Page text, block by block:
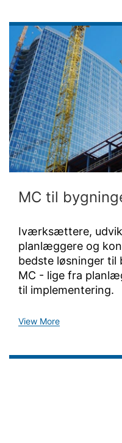
MC til
Iværksættere,
planlæggere og
bedste løsninger
MC - lige fra
til implementering.
View More